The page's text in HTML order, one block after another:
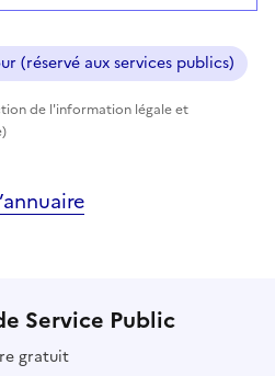
(réservé aux services publics)
de l'information légale et
Service Public
gratuit